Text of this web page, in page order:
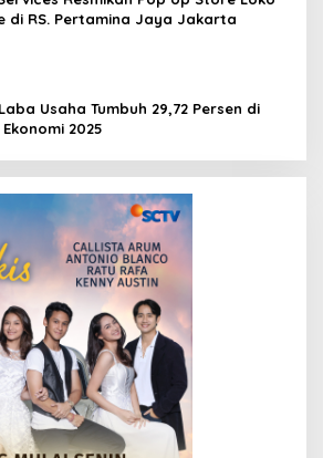
di RS. Pertamina Jaya Jakarta
Usaha Tumbuh 29,72 Persen di
2025